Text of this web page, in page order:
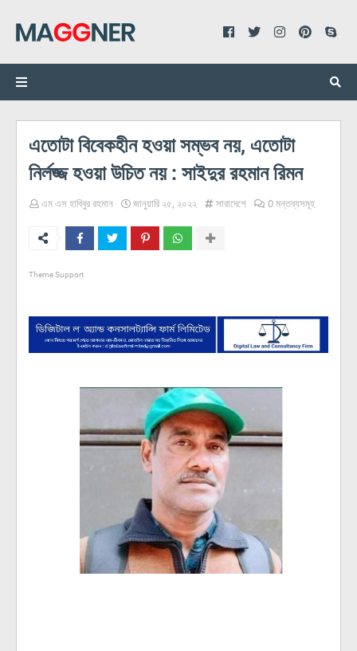
এতোটা বিবেকহীন হওয়া সম্ভব নয়, এতোটা
নির্লজ্জ হওয়া উচিত নয় : সাইদুর রহমান রিমন
এম এস হাবিবুর রহমান জানুয়ারি ২৫, ২০২২ সারাদেশে 0 মন্তব্যসমূহ
Theme Support